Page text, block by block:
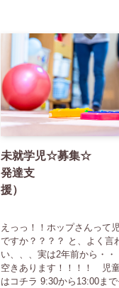
未就学児☆募
発達支
援
えっっ！！ホップさんって
ですか？？？？ と、よく言
い、、、実は2年前から・・
空きあります！！！！ 児
はコチラ 9:30から13:00ま